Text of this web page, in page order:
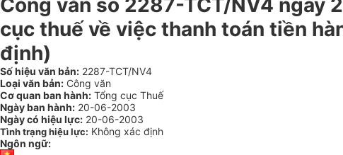
Công văn số 2287-TCT/NV4 ngày
cục thuế về việc thanh toán tiền
định)
Số hiệu văn bản: 2287-TCT/NV4
Loại văn bản: Công văn
Cơ quan ban hành: Tổng cục Thuế
Ngày ban hành: 20-06-2003
Ngày có hiệu lực: 20-06-2003
Tình trạng hiệu lực: Không xác định
Ngôn ngữ: